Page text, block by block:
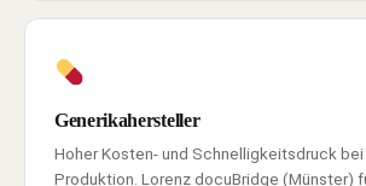
Generikahersteller
Hoher Kosten- und Schnelligkeitsdruck bei
Produktion. Lorenz docuBridge (Münster)